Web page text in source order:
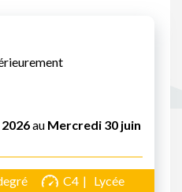
au Mercredi 30 juin
C4
Lycée